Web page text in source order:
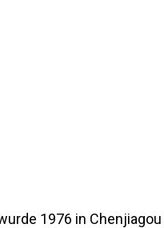
1976 in